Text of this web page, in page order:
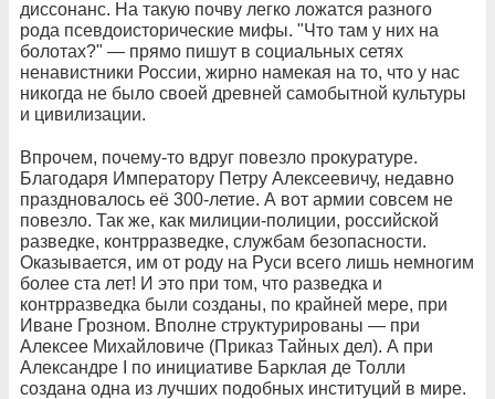
диссонанс. На такую почву легко ложатся разного
рода псевдоисторические мифы. "Что там у них на
болотах?" — прямо пишут в социальных сетях
ненавистники России, жирно намекая на то, что у нас
никогда не было своей древней самобытной культуры
и цивилизации.
Впрочем, почему-то вдруг повезло прокуратуре.
Благодаря Императору Петру Алексеевичу, недавно
праздновалось её 300-летие. А вот армии совсем не
повезло. Так же, как милиции-полиции, российской
разведке, контрразведке, службам безопасности.
Оказывается, им от роду на Руси всего лишь немногим
более ста лет! И это при том, что разведка и
контрразведка были созданы, по крайней мере, при
Иване Грозном. Вполне структурированы — при
Алексее Михайловиче (Приказ Тайных дел). А при
Александре I по инициативе Барклая де Толли
создана одна из лучших подобных институций в мире.